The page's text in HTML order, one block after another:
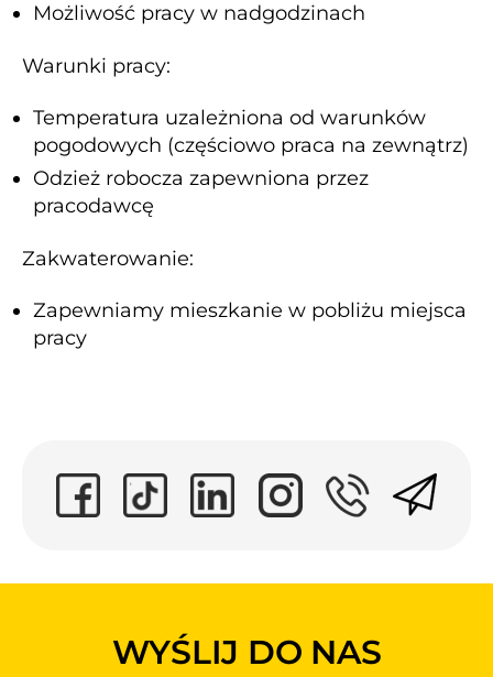
Możliwość pracy w nadgodzinach
Warunki pracy:
Temperatura uzależniona od warunków
pogodowych (częściowo praca na zewnątrz)
Odzież robocza zapewniona przez
pracodawcę
Zakwaterowanie:
Zapewniamy mieszkanie w pobliżu miejsca
pracy
WYŚLIJ DO NAS